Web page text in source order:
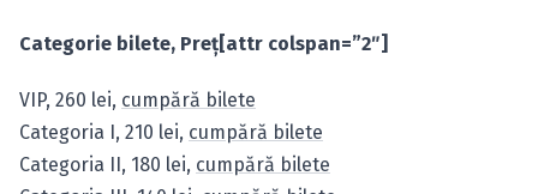
Categorie bilete, Preţ[attr colspan=”2″]
VIP, 260 lei, cumpără bilete
Categoria I, 210 lei, cumpără bilete
Categoria II, 180 lei, cumpără bilete